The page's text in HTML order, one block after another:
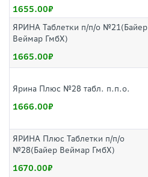
1655.00
ЯРИНА Таблетки п/п/о №21(Байер
Веймар ГмбХ)
1665.00
Ярина Плюс №28 табл. п.п.о.
1666.00
ЯРИНА Плюс Таблетки п/п/о
№28(Байер Веймар ГмбХ)
1670.00